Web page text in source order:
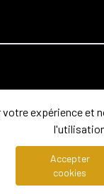
expérience et
Accepter
cookies